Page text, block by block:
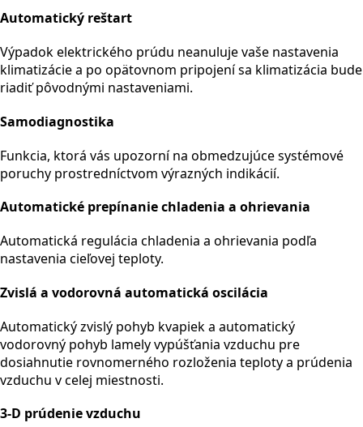
Automatický reštart
Výpadok elektrického prúdu neanuluje vaše nastavenia
klimatizácie a po opätovnom pripojení sa klimatizácia bude
riadiť pôvodnými nastaveniami.
Samodiagnostika
Funkcia, ktorá vás upozorní na obmedzujúce systémové
poruchy prostredníctvom výrazných indikácií.
Automatické prepínanie chladenia a ohrievania
Automatická regulácia chladenia a ohrievania podľa
nastavenia cieľovej teploty.
Zvislá a vodorovná automatická oscilácia
Automatický zvislý pohyb kvapiek a automatický
vodorovný pohyb lamely vypúšťania vzduchu pre
dosiahnutie rovnomerného rozloženia teploty a prúdenia
vzduchu v celej miestnosti.
3-D prúdenie vzduchu